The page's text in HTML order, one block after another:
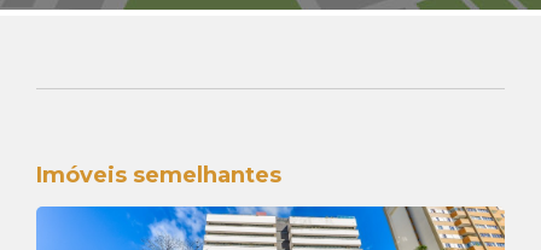
Imóveis semelhantes